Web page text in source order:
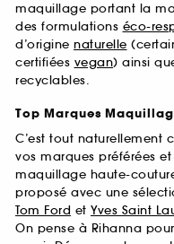
maquillage portant la
des formulations éco-
d’origine naturelle
certifiées vegan) ainsi
recyclables.
Top Marques
C’est tout naturellement
vos marques préférées
maquillage haute-
proposé avec une
Tom Ford et Yves Saint
On pense à Rihanna pour